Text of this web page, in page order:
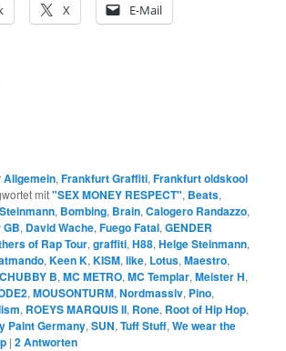
X E-Mail
Allgemein,Frankfurt Graffiti,Frankfurt oldskool
mit"SEX MONEY RESPECT", Beats,
, Bombing, Brain,Calogero Randazzo,
, David Wache,Fuego Fatal,GENDER
of Rap Tour,graffiti,H88,Helge Steinmann,
,Keen K,KISM,like, Lotus,Maestro,
B,MC METRO,MC Templar,Meister H,
,MOUSONTURM,Nordmassiv, Pino,
, ROEYS MARQUIS II, Rone, Root of Hip Hop,
Paint Germany,SUN,Tuff Stuff,We wear the
|2Antworten